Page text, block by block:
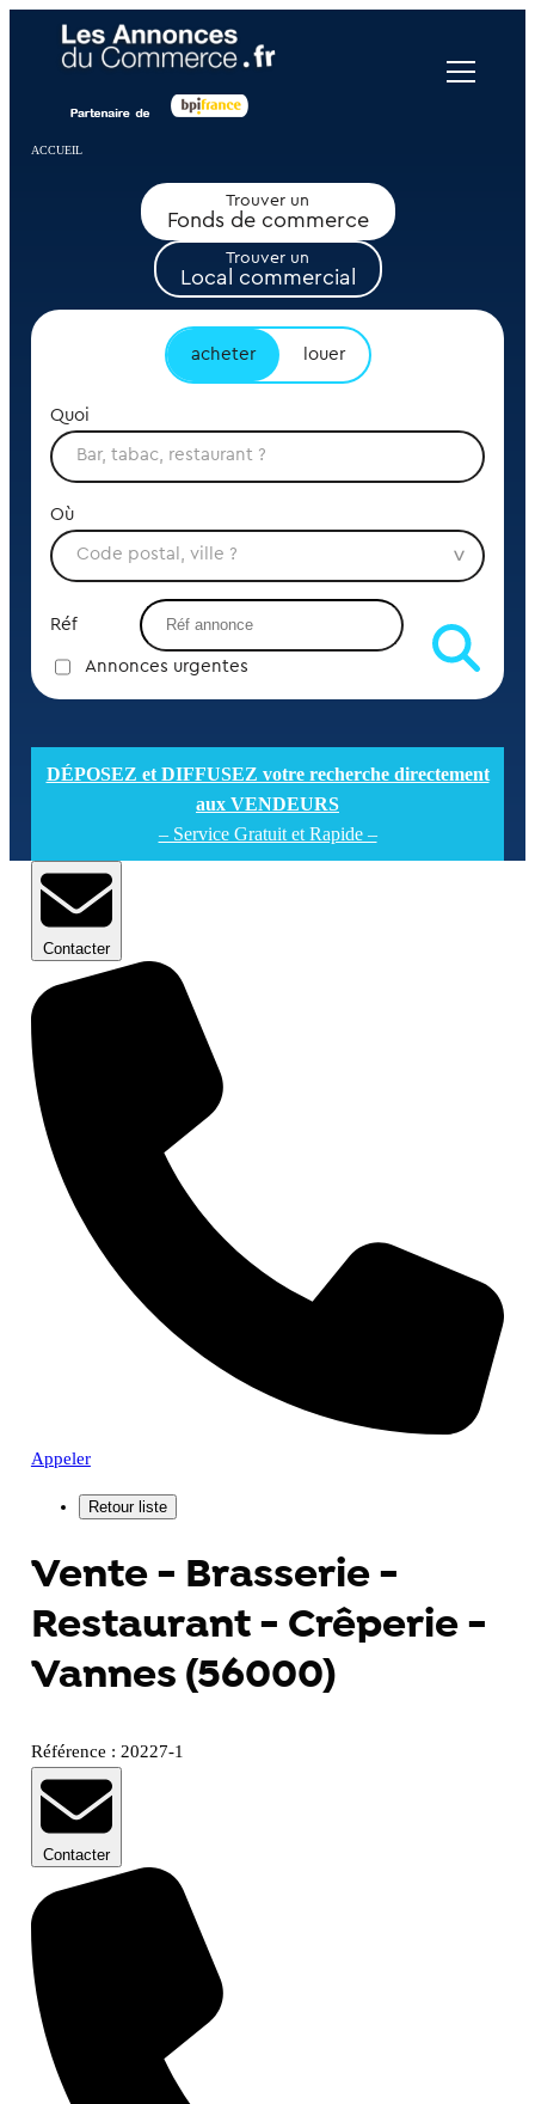
ACCUEIL
Trouver un
Fonds de commerce
Trouver un
Local commercial
acheter louer
Quoi
Où
Réf
Annonces urgentes
DÉPOSEZ et DIFFUSEZ votre recherche directement
aux VENDEURS
– Service Gratuit et Rapide –
Contacter
Appeler
Vente - Brasserie -
Restaurant - Crêperie -
Vannes (56000)
Référence : 20227-1
Contacter
Panneau de gestion des cookies